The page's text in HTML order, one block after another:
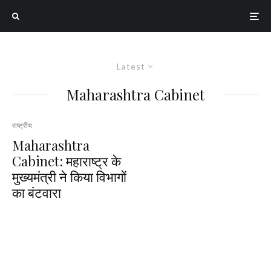
Latest
Maharashtra Cabinet
राष्ट्रीय
Maharashtra
Cabinet: महाराष्ट्र के
मुख्यमंत्री ने किया विभागों
का बंटवारा